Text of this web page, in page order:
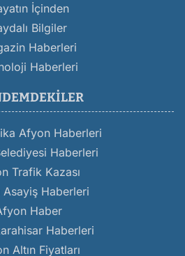
İçinden
Bilgiler
Haberleri
Haberleri
Afyon Haberleri
Haberleri
Trafik Kazası
Haberleri
Haber
Haberleri
Altın Fiyatları